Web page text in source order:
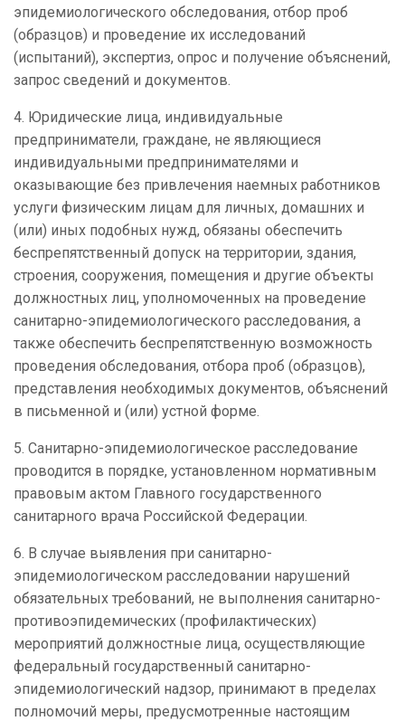
эпидемиологического обследования, отбор проб
(образцов) и проведение их исследований
(испытаний), экспертиз, опрос и получение объяснений,
запрос сведений и документов.
4. Юридические лица, индивидуальные
предприниматели, граждане, не являющиеся
индивидуальными предпринимателями и
оказывающие без привлечения наемных работников
услуги физическим лицам для личных, домашних и
(или) иных подобных нужд, обязаны обеспечить
беспрепятственный допуск на территории, здания,
строения, сооружения, помещения и другие объекты
должностных лиц, уполномоченных на проведение
санитарно-эпидемиологического расследования, а
также обеспечить беспрепятственную возможность
проведения обследования, отбора проб (образцов),
представления необходимых документов, объяснений
в письменной и (или) устной форме.
5. Санитарно-эпидемиологическое расследование
проводится в порядке, установленном нормативным
правовым актом Главного государственного
санитарного врача Российской Федерации.
6. В случае выявления при санитарно-
эпидемиологическом расследовании нарушений
обязательных требований, не выполнения санитарно-
противоэпидемических (профилактических)
мероприятий должностные лица, осуществляющие
федеральный государственный санитарно-
эпидемиологический надзор, принимают в пределах
полномочий меры, предусмотренные настоящим